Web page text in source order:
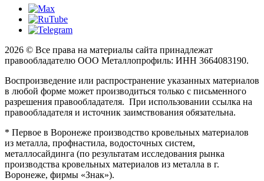
2026 © Все права на материалы сайта принадлежат
правообладателю ООО Металлопрофиль: ИНН 3664083190.
Воспроизведение или распространение указанных материалов
в любой форме может производиться только с письменного
разрешения правообладателя. При использовании ссылка на
правообладателя и источник заимствования обязательна.
* Первое в Воронеже производство кровельных материалов
из металла, профнастила, водосточных систем,
металлосайдинга (по результатам исследования рынка
производства кровельных материалов из металла в г.
Воронеже, фирмы «Знак»).